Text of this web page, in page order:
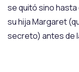
se quitó sino
su hija Margaret
secreto) antes de